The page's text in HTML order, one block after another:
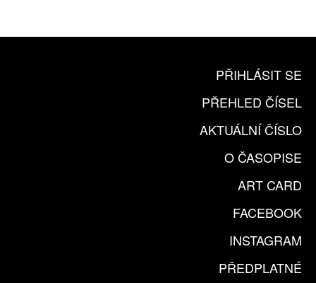
PŘIHLÁSIT SE
PŘEHLED ČÍSEL
AKTUÁLNÍ ČÍSLO
O ČASOPISE
ART CARD
FACEBOOK
INSTAGRAM
PŘEDPLATNÉ